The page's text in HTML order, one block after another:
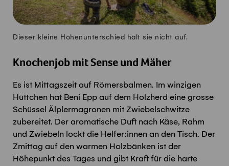
Dieser kleine Höhenunterschied hält sie nicht auf.
Knochenjob mit Sense und Mäher
Es ist Mittagszeit auf Römersbalmen. Im winzigen
Hüttchen hat Beni Epp auf dem Holzherd eine grosse
Schüssel Älplermagronen mit Zwiebelschwitze
zubereitet. Der aromatische Duft nach Käse, Rahm
und Zwiebeln lockt die Helfer:innen an den Tisch. Der
Zmittag auf den warmen Holzbänken ist der
Höhepunkt des Tages und gibt Kraft für die harte